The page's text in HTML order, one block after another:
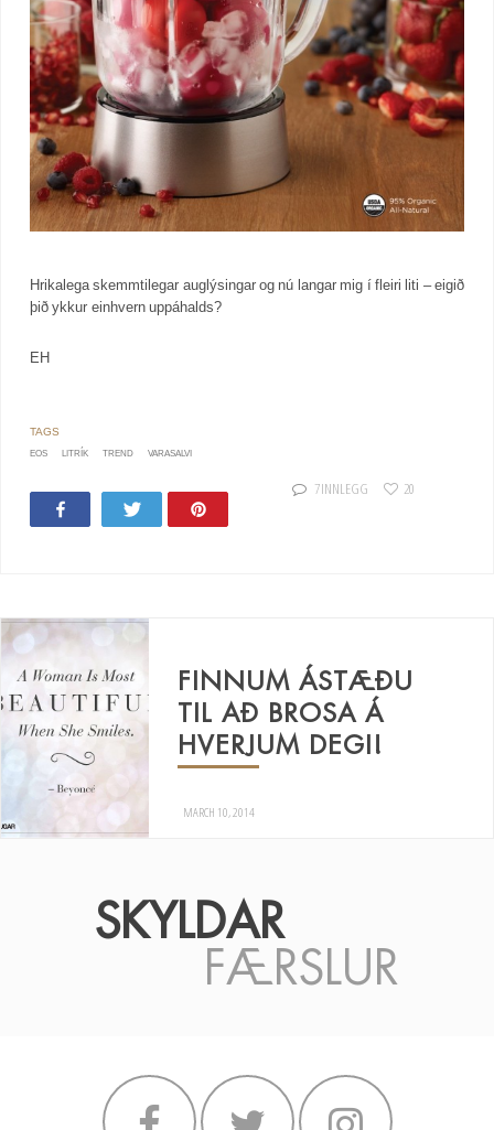
Hrikalega skemmtilegar auglýsingar og nú langar mig í fleiri liti – eigið
þið ykkur einhvern uppáhalds?
EH
EOS LITRÍK TREND VARASALVI
Tweet
7 INNLEGG 20
FINNUM ÁSTÆÐU
TIL AÐ BROSA Á
HVERJUM DEGI!
MARCH 10, 2014
SKYLDAR
FÆRSLUR